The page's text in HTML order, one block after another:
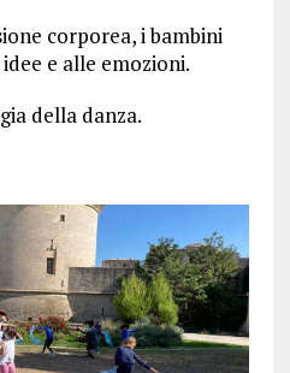
corporea, i bambini
e alle emozioni.
della danza.